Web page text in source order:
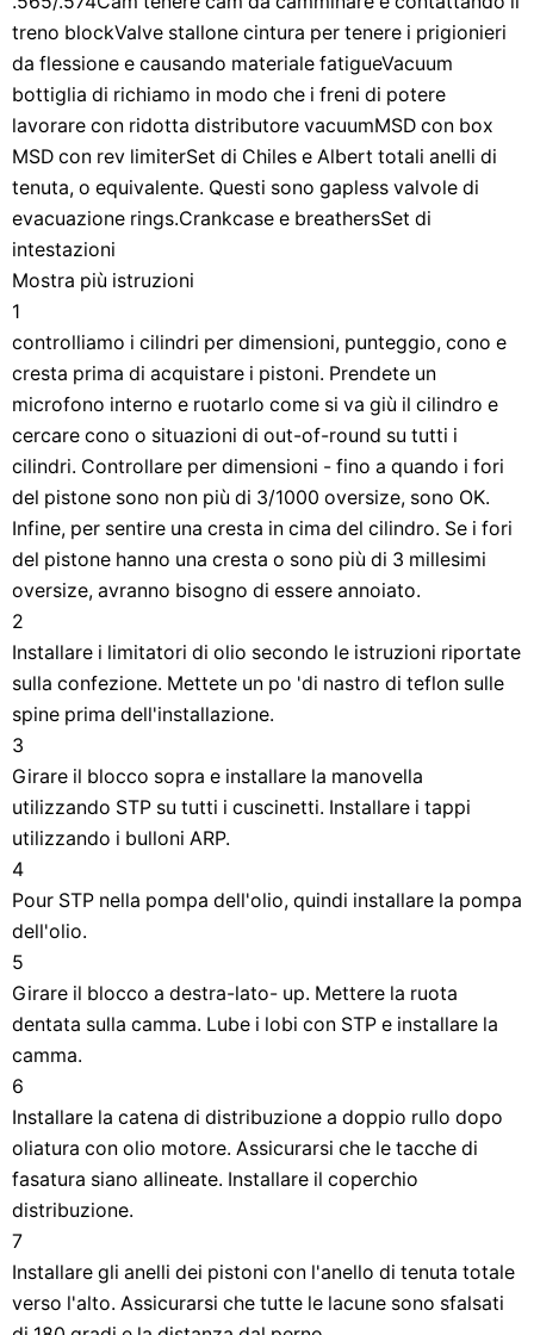
treno blockValve stallone cintura per tenere i prigionieri
da flessione e causando materiale fatigueVacuum
bottiglia di richiamo in modo che i freni di potere
lavorare con ridotta distributore vacuumMSD con box
MSD con rev limiterSet di Chiles e Albert totali anelli di
tenuta, o equivalente. Questi sono gapless valvole di
evacuazione rings.Crankcase e breathersSet di
intestazioni
Mostra più istruzioni
1
controlliamo i cilindri per dimensioni, punteggio, cono e
cresta prima di acquistare i pistoni. Prendete un
microfono interno e ruotarlo come si va giù il cilindro e
cercare cono o situazioni di out-of-round su tutti i
cilindri. Controllare per dimensioni - fino a quando i fori
del pistone sono non più di 3/1000 oversize, sono OK.
Infine, per sentire una cresta in cima del cilindro. Se i fori
del pistone hanno una cresta o sono più di 3 millesimi
oversize, avranno bisogno di essere annoiato.
2
Installare i limitatori di olio secondo le istruzioni riportate
sulla confezione. Mettete un po 'di nastro di teflon sulle
spine prima dell'installazione.
3
Girare il blocco sopra e installare la manovella
utilizzando STP su tutti i cuscinetti. Installare i tappi
utilizzando i bulloni ARP.
4
Pour STP nella pompa dell'olio, quindi installare la pompa
dell'olio.
5
Girare il blocco a destra-lato- up. Mettere la ruota
dentata sulla camma. Lube i lobi con STP e installare la
camma.
6
Installare la catena di distribuzione a doppio rullo dopo
oliatura con olio motore. Assicurarsi che le tacche di
fasatura siano allineate. Installare il coperchio
distribuzione.
7
Installare gli anelli dei pistoni con l'anello di tenuta totale
verso l'alto. Assicurarsi che tutte le lacune sono sfalsati